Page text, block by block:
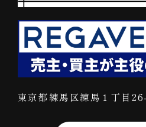
東京都練馬区練馬１丁目